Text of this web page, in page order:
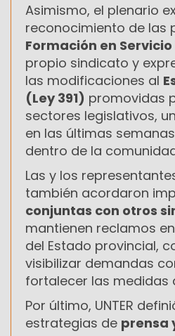
Asimismo, el plenario
reconocimiento de las
Formación en Servicio
propio sindicato y
las modificaciones al
(Ley 391) promovidas
sectores legislativos,
en las últimas
dentro de la
Las y los
también acordaron
conjuntas con otros
mantienen reclamos
del Estado provincial,
visibilizar demandas
fortalecer las medidas
Por último, UNTER
estrategias de prensa